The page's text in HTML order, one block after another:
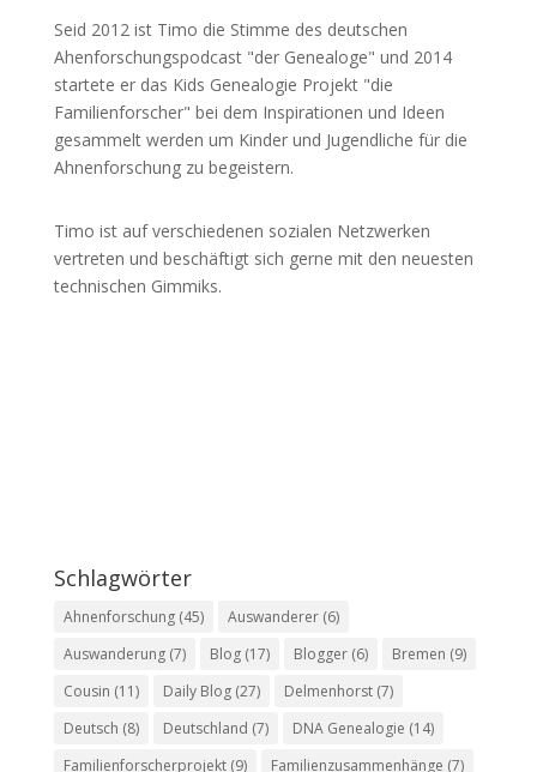
Seid 2012 ist Timo die Stimme des deutschen
Ahenforschungspodcast "der Genealoge" und 2014
startete er das Kids Genealogie Projekt "die
Familienforscher" bei dem Inspirationen und Ideen
gesammelt werden um Kinder und Jugendliche für die
Ahnenforschung zu begeistern.
Timo ist auf verschiedenen sozialen Netzwerken
vertreten und beschäftigt sich gerne mit den neuesten
technischen Gimmiks.
Schlagwörter
Ahnenforschung(45) Auswanderer(6)
Auswanderung(7) Blog(17) Blogger(6) Bremen (9)
Cousin (11) Daily Blog(27) Delmenhorst(7)
Deutsch (8) Deutschland (7) DNA Genealogie (14)
Familienforscherprojekt(9) Familienzusammenhänge (7)